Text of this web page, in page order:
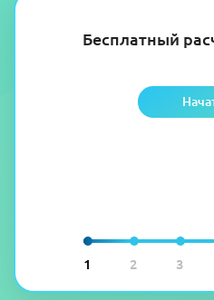
1 2 3
Бесплатный